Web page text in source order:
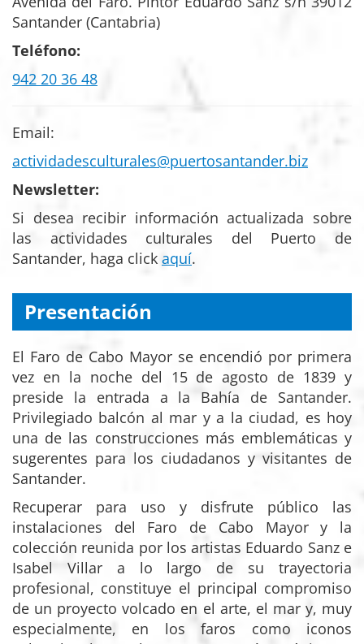
Santander (Cantabria)
Teléfono:
942 20 36 48
Email:
actividadesculturales@puertosantander.biz
Newsletter:
Si desea recibir información actualizada sobre
las actividades culturales del Puerto de
Santander, haga click aquí.
Presentación
El Faro de Cabo Mayor se encendió por primera
vez en la noche del 15 de agosto de 1839 y
preside la entrada a la Bahía de Santander.
Privilegiado balcón al mar y a la ciudad, es hoy
una de las construcciones más emblemáticas y
sugerentes para los ciudadanos y visitantes de
Santander.
Recuperar para uso y disfrute público las
instalaciones del Faro de Cabo Mayor y la
colección reunida por los artistas Eduardo Sanz e
Isabel Villar a lo largo de su trayectoria
profesional, constituye el principal compromiso
de un proyecto volcado en el arte, el mar y, muy
especialmente, en los faros como iconos